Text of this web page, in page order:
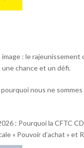
: le rajeunissement
chance et un défi.
nous ne sommes
: Pourquoi la CFTC
dans l’intersyndicale « Pouvoir